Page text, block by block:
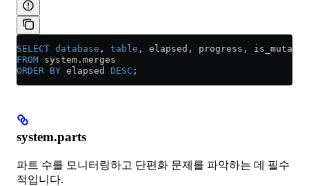
SELECT database , table , elapsed, progress,
FROM system . merges
ORDER BY elapsed DESC ;
system.parts
파트 수를 모니터링하고 단편화 문제를 파악하는 데 필수
적입니다.